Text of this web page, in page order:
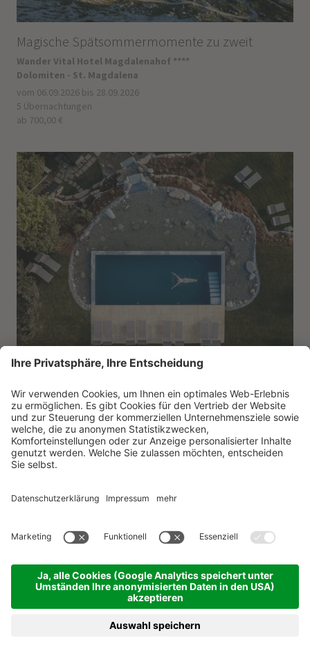
Magische Spätsommermomente zu zweit
Wander Vital Hotel Magdalenahof ****
Dolomiten - St. Magdalena
vom 06.09.2026 bis 28.09.2026
5 Übernachtungen
ab 700,00 €
Summer Escape
Green Luxury Hotel Pfösl ****s
Dolomiten - Deutschnofen
vom 04.08.2026 bis 06.09.2026
4 Übernachtungen
ab 884,00 €